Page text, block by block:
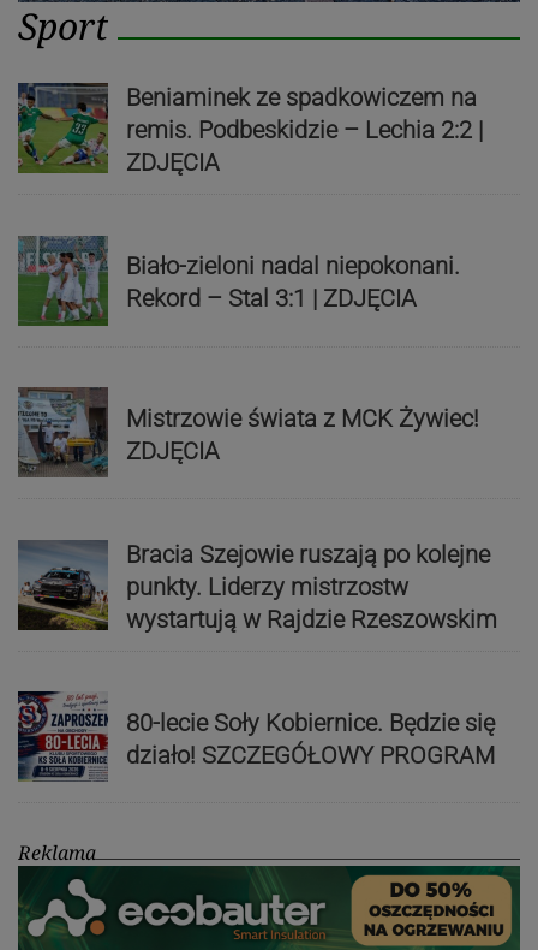
Sport
Beniaminek ze spadkowiczem na
remis. Podbeskidzie – Lechia 2:2 |
ZDJĘCIA
Biało-zieloni nadal niepokonani.
Rekord – Stal 3:1 | ZDJĘCIA
Mistrzowie świata z MCK Żywiec!
ZDJĘCIA
Bracia Szejowie ruszają po kolejne
punkty. Liderzy mistrzostw
wystartują w Rajdzie Rzeszowskim
80-lecie Soły Kobiernice. Będzie się
działo! SZCZEGÓŁOWY PROGRAM
Reklama